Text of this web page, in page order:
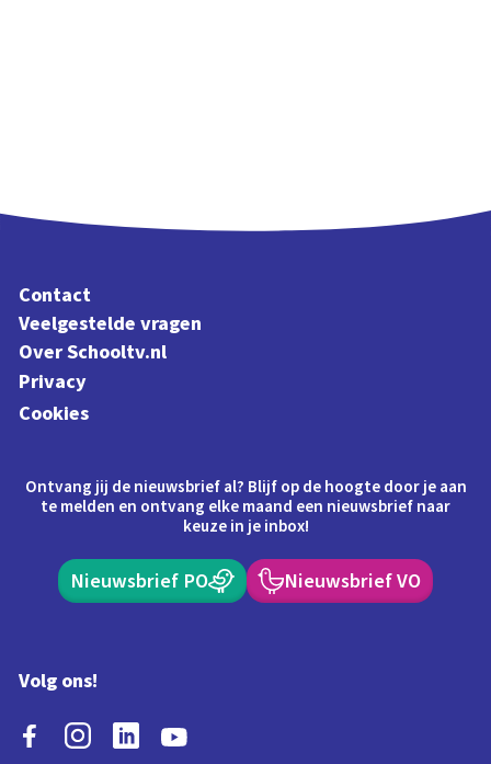
Contact
Veelgestelde vragen
Over Schooltv.nl
Privacy
Cookies
Ontvang jij de nieuwsbrief al? Blijf op de hoogte door je aan
te melden en ontvang elke maand een nieuwsbrief naar
keuze in je inbox!
Nieuwsbrief PO Nieuwsbrief VO
Volg ons!